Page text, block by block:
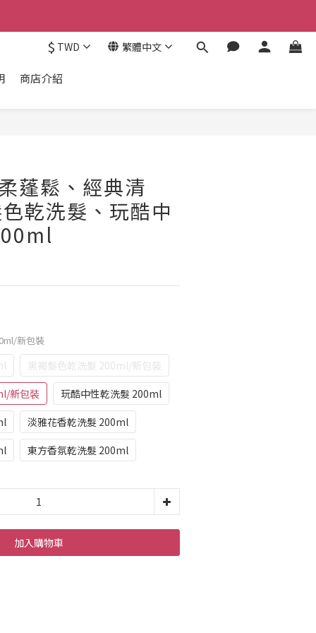
$ TWD 繁體中文
商店介紹
蓬鬆、經典清
乾洗髮、玩酷中
新包裝
黑褐髮色乾洗髮 200ml/新包裝
新包裝
玩酷中性乾洗髮 200ml
淡雅花香乾洗髮 200ml
東方香氛乾洗髮 200ml
加入購物車